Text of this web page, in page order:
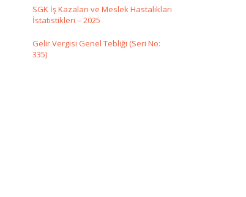
SGK İş Kazaları ve Meslek Hastalıkları
İstatistikleri – 2025
Gelir Vergisi Genel Tebliği (Seri No:
335)